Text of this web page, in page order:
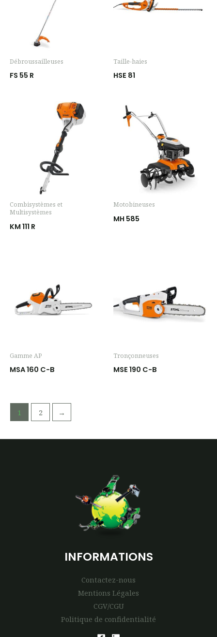
Débroussailleuses
FS 55 R
Taille-haies
HSE 81
Combisystèmes et
Multisystèmes
KM 111 R
Motobineuses
MH 585
Gamme AP
MSA 160 C-B
Tronçonneuses
MSE 190 C-B
1 2 →
INFORMATIONS
Contactez-nous
Mentions Légales
CGV/CGU
Politique de confidentialité